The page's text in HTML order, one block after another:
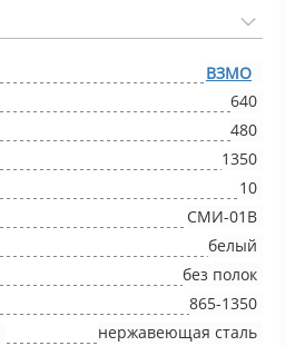
ВЗМО
640
480
1350
10
СМИ-01В
белый
без полок
865-1350
нержавеющая сталь